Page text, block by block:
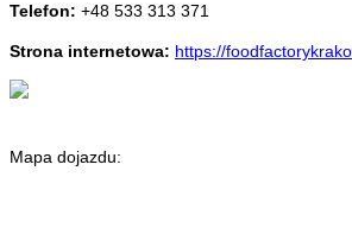
Telefon: +48 533 313 371
Strona internetowa: https://
Mapa dojazdu: